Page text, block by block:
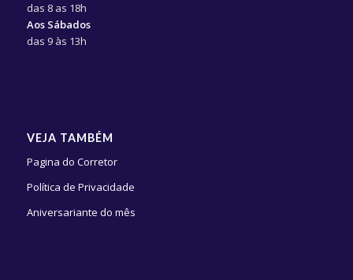
das 8 as 18h
Aos Sábados
das 9 às 13h
VEJA TAMBÉM
Pagina do Corretor
Política de Privacidade
Aniversariante do mês